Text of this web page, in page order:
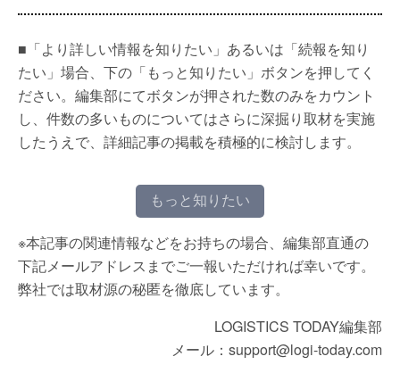
■「より詳しい情報を知りたい」あるいは「続報を知り
たい」場合、下の「もっと知りたい」ボタンを押してく
ださい。編集部にてボタンが押された数のみをカウント
し、件数の多いものについてはさらに深掘り取材を実施
したうえで、詳細記事の掲載を積極的に検討します。
もっと知りたい
※本記事の関連情報などをお持ちの場合、編集部直通の
下記メールアドレスまでご一報いただければ幸いです。
弊社では取材源の秘匿を徹底しています。
LOGISTICS TODAY編集部
メール：support@logi-today.com